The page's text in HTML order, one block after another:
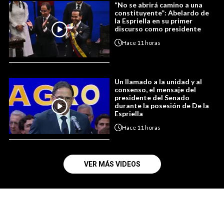
“No se abrirá camino a una
constituyente”: Abelardo de
la Espriella en su primer
discurso como presidente
Hace 11 horas
Un llamado a la unidad y al
consenso, el mensaje del
presidente del Senado
durante la posesión de De la
Espriella
Hace 11 horas
VER MÁS VIDEOS